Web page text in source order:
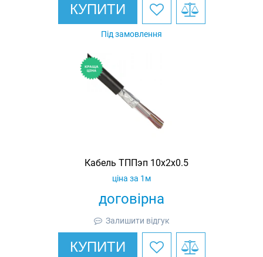
КУПИТИ
Під замовлення
Кабель ТППэп 10х2х0.5
договірна
ціна за 1м
Залишити відгук
КУПИТИ